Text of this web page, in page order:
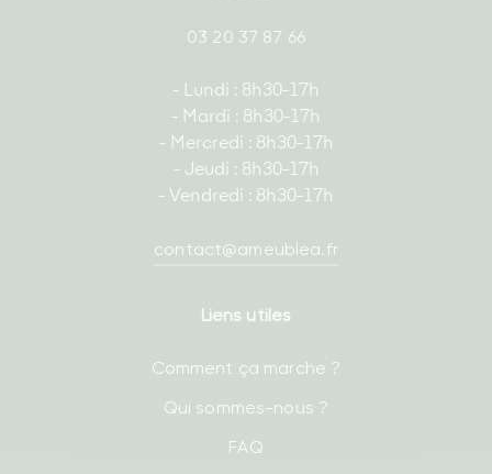
03 20 37 87 66
- Lundi : 8h30-17h
- Mardi : 8h30-17h
- Mercredi : 8h30-17h
- Jeudi : 8h30-17h
- Vendredi : 8h30-17h
contact@ameublea.fr
Liens utiles
Comment ça marche ?
Qui sommes-nous ?
FAQ